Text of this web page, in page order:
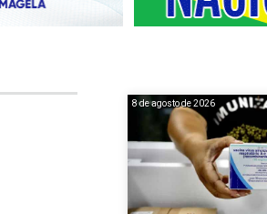
8 de agosto de 2026